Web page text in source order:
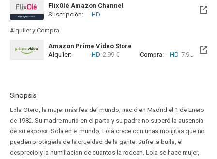
FlixOlé Amazon Channel
Suscripción:
HD
Alquiler y Compra
Amazon Prime Video Store
Alquiler:
HD 2.99 € Compra: HD 7.99 €
Sinopsis
Lola Otero, la mujer más fea del mundo, nació en Madrid el 1 de Enero
de 1982. Su madre murió en el parto y su padre no superó la ausencia
de su esposa. Sola en el mundo, Lola crece con unas monjitas que no
pueden protegerla de la crueldad de la gente. Sufre la burla, el
desprecio y la humillación de cuantos la rodean. Lola se hace mujer,